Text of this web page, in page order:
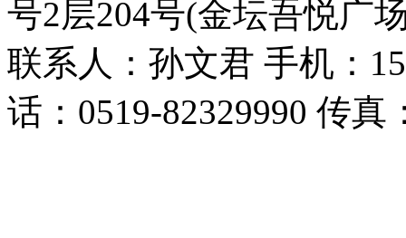
号2层204号(金坛吾悦广
联系人：孙文君 手机：
话：0519-82329990 传真